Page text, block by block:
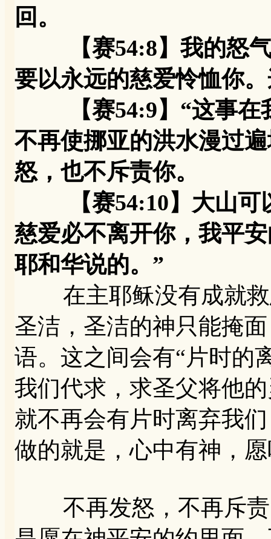
回。
【赛54:8】我的怒气
要以永远的慈爱怜恤你
【赛54:9】“这事在
不再使挪亚的洪水漫过
怒，也不斥责你。
【赛54:10】大山可
慈爱必不离开你，我平
耶和华说的。”
在主耶稣没有成就救
圣洁，圣洁的神只能掩
语。这之间会有“片时的
我们代求，求圣父将他
就不再会有片时离弃我
做的就是，心中有神，
不再发怒，不再斥责